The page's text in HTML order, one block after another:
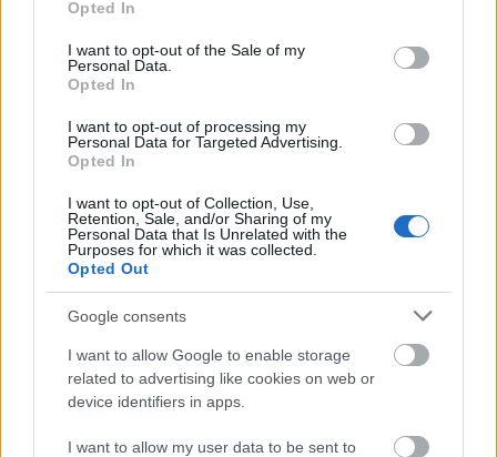
use your data for below specified purposes in below Google
consent section.
Opted In
I want to opt-out of the Sale of my
Personal Data.
Opted In
I want to opt-out of processing my
Personal Data for Targeted Advertising.
Opted In
I want to opt-out of Collection, Use,
Retention, Sale, and/or Sharing of my
Personal Data that Is Unrelated with the
Purposes for which it was collected.
Opted Out
Google consents
I want to allow Google to enable storage
related to advertising like cookies on web or
device identifiers in apps.
I want to allow my user data to be sent to
egyetértünk abban, hogy
vállrándítással.
Nálunk minden családi ügy, egyben a nyilvánosság
csemegéje is lehetett. Milyen érzés lehetett
Christopher Robin számára, hogy a szülei csak úgy
köszöntötték fel születésnapján, hogy élőadásban
hallgathatta az egész világ?
Ezt most megkapod, de aztán boldog
legyél nekem!
Szültem neked egy gyereket és te mégsem vagy
boldog!Kemény szavak, még komolyabb
háttértartalommal. Aki végignézi a Viszlát
Christopher Robin című filmet találkozhat ezzel az
üzenettel is.